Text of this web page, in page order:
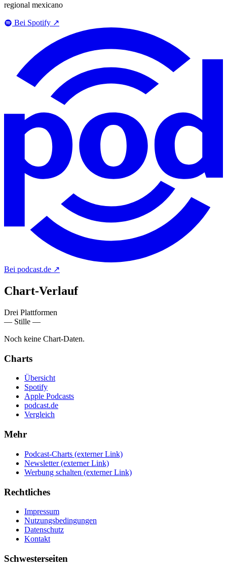
regional mexicano
Bei Spotify ↗
Bei podcast.de ↗
Chart-Verlauf
Drei Plattformen
— Stille —
Noch keine Chart-Daten.
Charts
Übersicht
Spotify
Apple Podcasts
podcast.de
Vergleich
Mehr
Podcast-Charts (externer Link)
Newsletter (externer Link)
Werbung schalten (externer Link)
Rechtliches
Impressum
Nutzungsbedingungen
Datenschutz
Kontakt
Schwesterseiten